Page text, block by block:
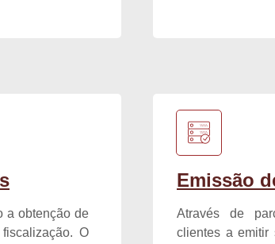
a obtenção de
O
Emissão
Através de
clientes a emitir